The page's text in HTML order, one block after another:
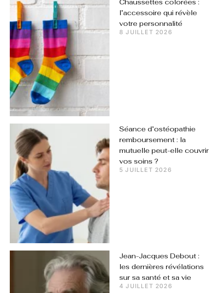
Chaussettes colorées :
l’accessoire qui révèle
votre personnalité
8 JUILLET 2026
Séance d’ostéopathie
remboursement : la
mutuelle peut-elle couvrir
vos soins ?
5 JUILLET 2026
Jean-Jacques Debout :
les dernières révélations
sur sa santé et sa vie
4 JUILLET 2026